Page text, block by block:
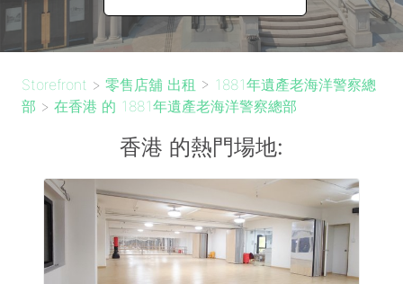
Storefront > 零售店舖 出租 > 1881年遺產老海洋警察總
部 > 在香港 的 1881年遺產老海洋警察總部
香港 的熱門場地: